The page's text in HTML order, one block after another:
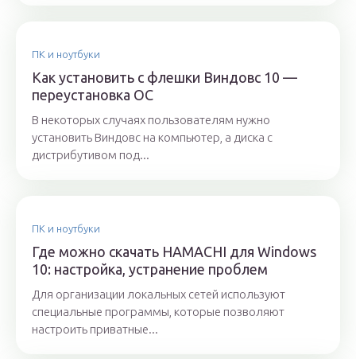
ПК и ноутбуки
Как установить с флешки Виндовс 10 —
переустановка ОС
В некоторых случаях пользователям нужно
установить Виндовс на компьютер, а диска с
дистрибутивом под...
ПК и ноутбуки
Где можно скачать HAMACHI для Windows
10: настройка, устранение проблем
Для организации локальных сетей используют
специальные программы, которые позволяют
настроить приватные...